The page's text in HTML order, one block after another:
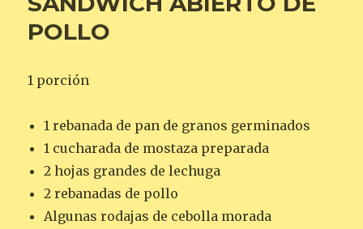
POLLO
1 porción
1 rebanada de pan de granos germinados
1 cucharada de mostaza preparada
2 hojas grandes de lechuga
2 rebanadas de pollo
Algunas rodajas de cebolla morada